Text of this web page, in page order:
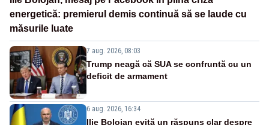
energetică: premierul demis continuă să se laude cu
măsurile luate
7 aug. 2026, 08:03
Trump neagă că SUA se confruntă cu un
deficit de armament
6 aug. 2026, 16:34
Ilie Bolojan evită un răspuns clar despre